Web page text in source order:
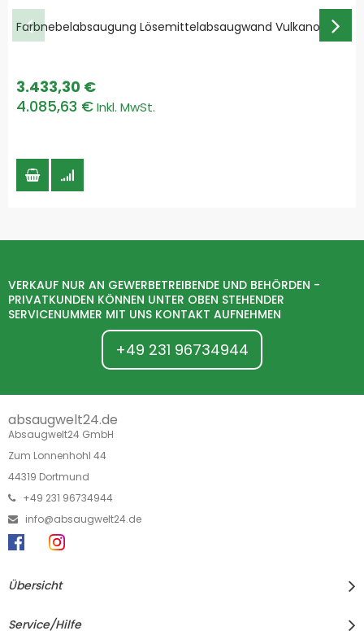
Farbnebelabsaugung Lösemittelabsaugwand Vulkano
4.085,63 €
3.433,30 €
VERKAUF NUR AN GEWERBETREIBENDE UND BEHÖRDEN -
PRIVATKUNDEN KÖNNEN UNTER OBEN STEHENDER
SERVICENUMMER MIT UNS KONTAKT AUFNEHMEN
+49 231 96734944
absaugwelt24.de
Absaugwelt24 GmbH
Zum Lonnenhohl 44
44319 Dortmund
+49 231 96734944
info@absaugwelt24.de
Übersicht
Service/Hilfe